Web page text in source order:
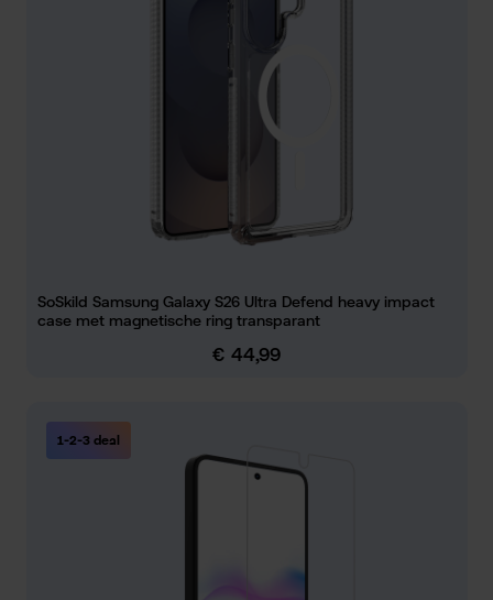
SoSkild Samsung Galaxy S26 Ultra Defend heavy impact
case met magnetische ring transparant
Normale prijs:
€ 44,99
1-2-3 deal